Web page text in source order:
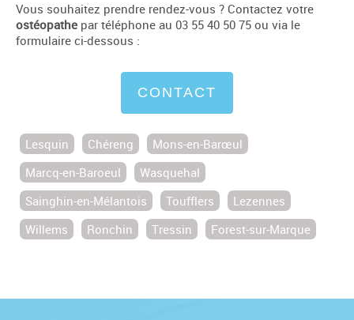
Vous souhaitez prendre rendez-vous ? Contactez votre
ostéopathe par téléphone au 03 55 40 50 75 ou via le
formulaire ci-dessous :
CONTACT
Lesquin Chéreng
Mons-en-Barœul
Marcq-en-Baroeul
Wasquehal
Sainghin-en-Mélantois
Toufflers
Lezennes
Willems
Ronchin Tressin Forest-sur-Marque